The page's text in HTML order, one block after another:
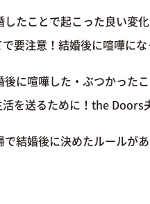
したことで起こった良い変
要注意！結婚後に喧嘩に
後に喧嘩した・ぶつかった
を送るために！the Doors
で結婚後に決めたルールが